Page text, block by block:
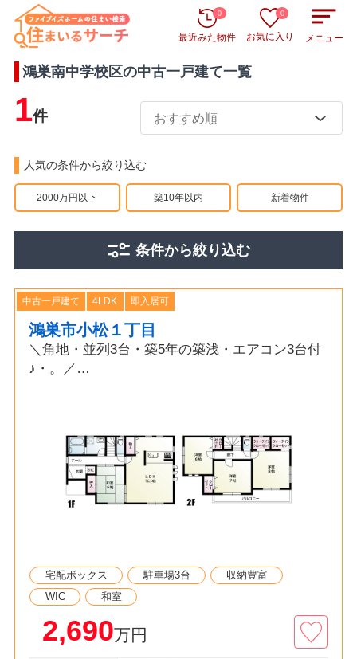
最近みた物件
0
お気に入り
0
メニュー
鴻巣南中学校区の中古一戸建て一覧
1件
人気の条件から絞り込む
2000万円以下 築10年以内 新着物件
条件から絞り込む
中古一戸建て 4LDK 即入居可
鴻巣市小松１丁目
＼角地・並列3台・築5年の築浅・エアコン3台付
♪・。／
*POINT*
■北本駅徒歩22分
□角地で日当たり良
■南側に広く面したバルコニー
■経済的な都市ガス・本下水エリア
◇資料請求・見学予約などお気軽にご利用くださ
い◇
宅配ボックス 駐車場3台
収納豊富
WIC
和室
2,690万円